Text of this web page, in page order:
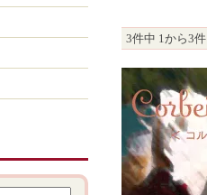
3件中 1から3